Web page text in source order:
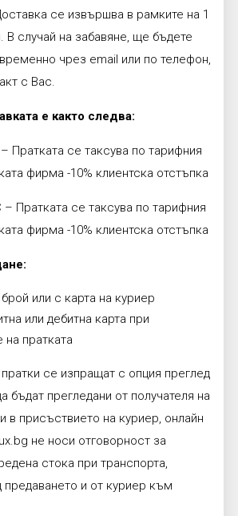
се извършва в рамките на 1
В случай на забавяне, ще бъдете
чрез email или по телефон,
с Вас.
е както следва:
Пратката се таксува по тарифния
фирма -10% клиентска отстъпка
Пратката се таксува по тарифния
фирма -10% клиентска отстъпка
или с карта на куриер
или дебитна карта при
на пратката
се изпращат с опция преглед
бъдат прегледани от получателя на
в присъствието на куриер, онлайн
не носи отговорност за
стока при транспорта,
предаването и от куриер към